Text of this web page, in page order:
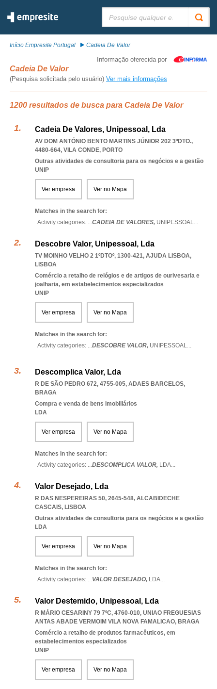
Início Empresite Portugal Cadeia De Valor
Informação oferecida por
Cadeia De Valor
(Pesquisa solicitada pelo usuário) Ver mais informações
1200 resultados de busca para Cadeia De Valor
Cadeia De Valores, Unipessoal, Lda
AV DOM ANTÓNIO BENTO MARTINS JÚNIOR 202 3ºDTO.,
4480-664, VILA CONDE, PORTO
Outras atividades de consultoria para os negócios e a gestão
UNIP
Ver empresa Ver no Mapa
Matches in the search for:
Activity categories: ...CADEIA DE VALORES, UNIPESSOAL...
Descobre Valor, Unipessoal, Lda
TV MOINHO VELHO 2 1ºDTOº, 1300-421, AJUDA LISBOA,
LISBOA
Comércio a retalho de relógios e de artigos de ourivesaria e
joalharia, em estabelecimentos especializados
UNIP
Ver empresa Ver no Mapa
Matches in the search for:
Activity categories: ...DESCOBRE VALOR, UNIPESSOAL...
Descomplica Valor, Lda
R DE SÃO PEDRO 672, 4755-005, ADAES BARCELOS,
BRAGA
Compra e venda de bens imobiliários
LDA
Ver empresa Ver no Mapa
Matches in the search for:
Activity categories: ...DESCOMPLICA VALOR, LDA...
Valor Desejado, Lda
R DAS NESPEREIRAS 50, 2645-548, ALCABIDECHE
CASCAIS, LISBOA
Outras atividades de consultoria para os negócios e a gestão
LDA
Ver empresa Ver no Mapa
Matches in the search for:
Activity categories: ...VALOR DESEJADO, LDA...
Valor Destemido, Unipessoal, Lda
R MÁRIO CESARINY 79 7ºC, 4760-010, UNIAO FREGUESIAS
ANTAS ABADE VERMOIM VILA NOVA FAMALICAO, BRAGA
Comércio a retalho de produtos farmacêuticos, em
estabelecimentos especializados
UNIP
Ver empresa Ver no Mapa